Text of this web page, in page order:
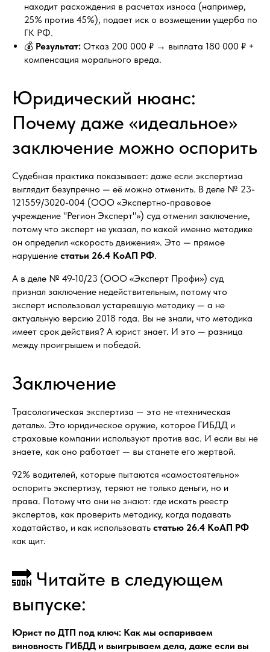
находит расхождения в расчетах износа (например,
25% против 45%), подает иск о возмещении ущерба по
ГК РФ.
💰 Результат: Отказ 200 000 ₽ → выплата 180 000 ₽ +
компенсация морального вреда.
Юридический нюанс:
Почему даже «идеальное»
заключение можно оспорить
Судебная практика показывает: даже если экспертиза
выглядит безупречно — её можно отменить. В деле № 23-
121559/3020-004 (ООО «Экспертно-правовое
учреждение "Регион Эксперт"») суд отменил заключение,
потому что эксперт не указал, по какой именно методике
он определил «скорость движения». Это — прямое
нарушение статьи 26.4 КоАП РФ.
А в деле № 49-10/23 (ООО «Эксперт Профи») суд
признал заключение недействительным, потому что
эксперт использовал устаревшую методику — а не
актуальную версию 2018 года. Вы не знали, что методика
имеет срок действия? А юрист знает. И это — разница
между проигрышем и победой.
Заключение
Трасологическая экспертиза — это не «техническая
деталь». Это юридическое оружие, которое ГИБДД и
страховые компании используют против вас. И если вы не
знаете, как оно работает — вы станете его жертвой.
92% водителей, которые пытаются «самостоятельно»
оспорить экспертизу, теряют не только деньги, но и
права. Потому что они не знают: где искать реестр
экспертов, как проверить методику, когда подавать
ходатайство, и как использовать статью 26.4 КоАП РФ
как щит.
🔜 Читайте в следующем
выпуске:
Юрист по ДТП под ключ: Как мы оспариваем
виновность ГИБДД и выигрываем дела, даже если вы